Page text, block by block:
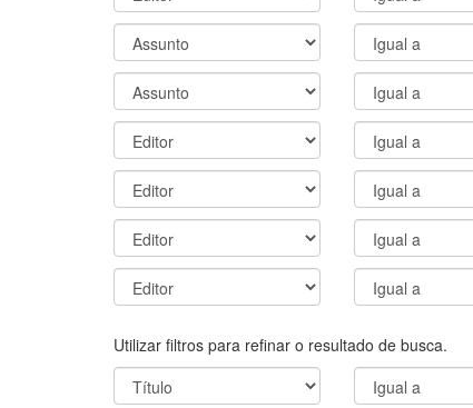
Utilizar filtros para refinar o resultado de busca.